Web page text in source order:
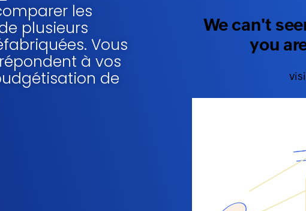
les
plusieurs
Vous
à vos
de